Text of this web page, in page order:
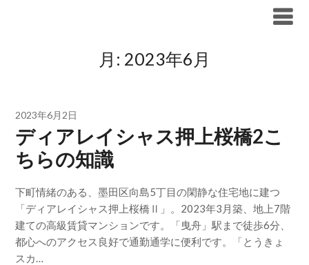
月: 2023年6月
2023年6月2日
ディアレイシャス押上桜橋2こ
ちらの知識
下町情緒のある、墨田区向島5丁目の閑静な住宅地に建つ
「ディアレイシャス押上桜橋Ⅱ」。2023年3月築、地上7階
建ての高級賃貸マンションです。「曳舟」駅まで徒歩6分、
都心へのアクセス良好で通勤通学に便利です。「とうきょ
スカ…